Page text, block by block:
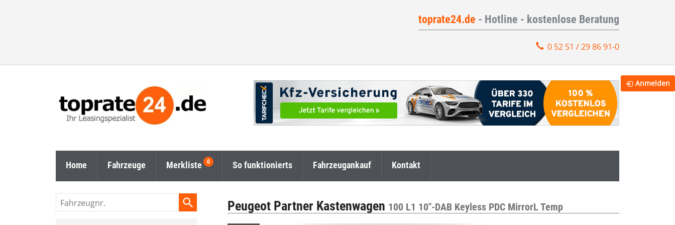
toprate24.de - Hotline - kostenlose Beratung
0 52 51 / 29 86 91-0
Home Fahrzeuge Merkliste So funktionierts Fahrzeugankauf Kontakt
Peugeot Partner Kastenwagen 100 L1 10"-DAB Keyless PDC MirrorL Temp
Fahrzeugnr.
Anmelden